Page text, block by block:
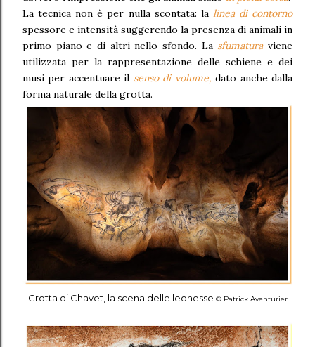
La tecnica non è per nulla scontata: la linea di contorno
spessore e intensità suggerendo la presenza di animali in
primo piano e di altri nello sfondo. La sfumaturaviene
utilizzata per la rappresentazione delle schiene e dei
musi per accentuare il senso di volume,dato anche dalla
forma naturale della grotta.
Grotta di Chavet, la scena delle leonesse © Patrick Aventurier